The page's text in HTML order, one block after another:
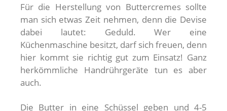
Für die Herstellung von Buttercremes sollte
man sich etwas Zeit nehmen, denn die Devise
dabei lautet: Geduld. Wer eine
Küchenmaschine besitzt, darf sich freuen, denn
hier kommt sie richtig gut zum Einsatz! Ganz
herkömmliche Handrührgeräte tun es aber
auch.
Die Butter in eine Schüssel geben und 4-5